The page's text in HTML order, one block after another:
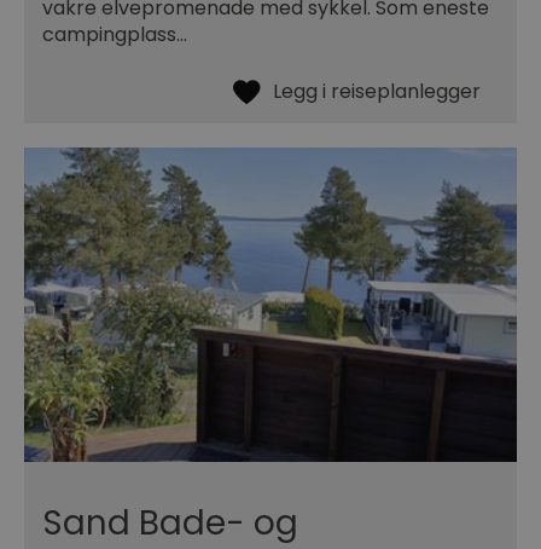
vakre elvepromenade med sykkel. Som eneste
campingplass…
Sand Bade- og